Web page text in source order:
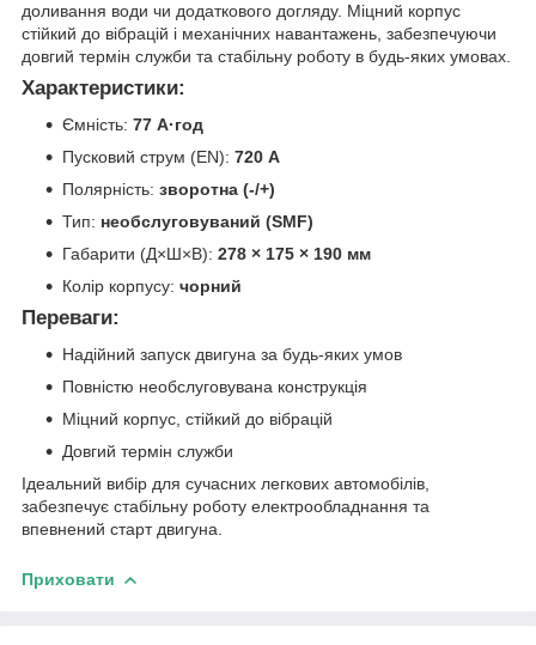
доливання води чи додаткового догляду. Міцний корпус
стійкий до вібрацій і механічних навантажень, забезпечуючи
довгий термін служби та стабільну роботу в будь-яких умовах.
Характеристики:
Ємність: 77 А·год
Пусковий струм (EN): 720 А
Полярність: зворотна (-/+)
Тип: необслуговуваний (SMF)
Габарити (Д×Ш×В): 278 × 175 × 190 мм
Колір корпусу: чорний
Переваги:
Надійний запуск двигуна за будь-яких умов
Повністю необслуговувана конструкція
Міцний корпус, стійкий до вібрацій
Довгий термін служби
Ідеальний вибір для сучасних легкових автомобілів,
забезпечує стабільну роботу електрообладнання та
впевнений старт двигуна.
Приховати